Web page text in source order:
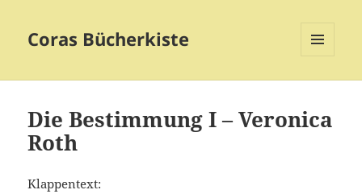
Coras Bücherkiste
Die Bestimmung I – Veronica
Roth
Klappentext: